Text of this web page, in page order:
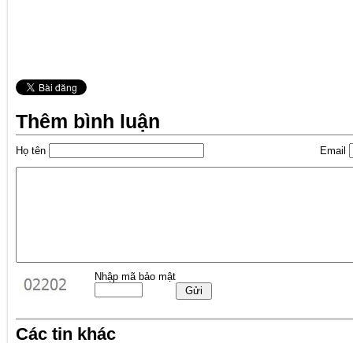
Thêm bình luận
Họ tên Email
Nhập mã bảo mật
Các tin khác